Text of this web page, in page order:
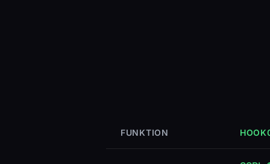
FUNKTION